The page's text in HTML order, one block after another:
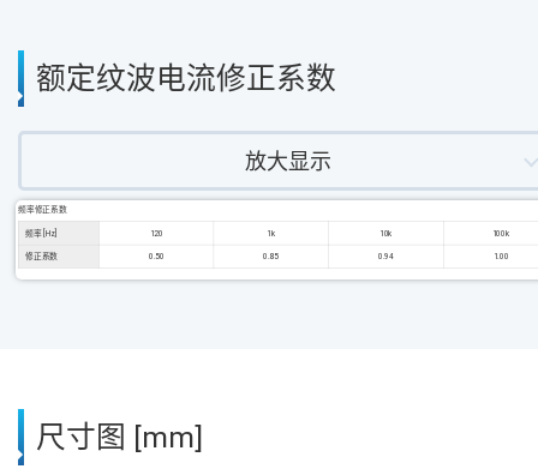
额定纹波电流修正系数
放大显示
频率修正系数
频率 [Hz] 120 1k 10k 100k
修正系数 0.50 0.85 0.94 1.00
尺寸图 [mm]